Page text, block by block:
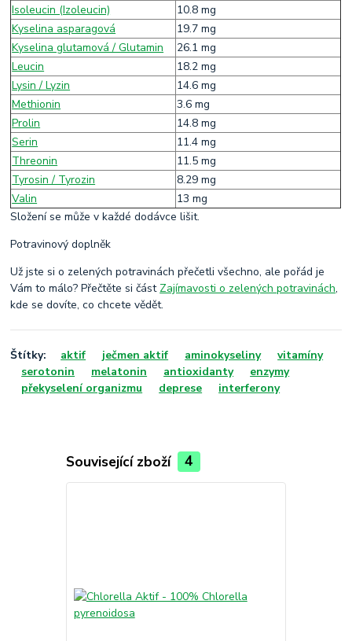
Isoleucin (Izoleucin)
10.8 mg
Kyselina asparagová
19.7 mg
Kyselina glutamová / Glutamin
26.1 mg
Leucin
18.2 mg
Lysin / Lyzin
14.6 mg
Methionin
3.6 mg
Prolin
14.8 mg
Serin
11.4 mg
Threonin
11.5 mg
Tyrosin / Tyrozin
8.29 mg
Valin
13 mg
Složení se může v každé dodávce lišit.
Potravinový doplněk
Už jste si o zelených potravinách přečetli všechno, ale pořád je
Vám to málo? Přečtěte si část Zajímavosti o zelených potravinách,
kde se dovíte, co chcete vědět.
Štítky: aktif ječmen aktif aminokyseliny
vitamíny
serotonin
melatonin antioxidanty
enzymy
překyselení organizmu
deprese interferony
Související zboží 4